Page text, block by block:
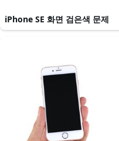
iPhone SE 화면 검은색 문제